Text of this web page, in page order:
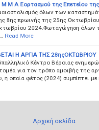
Μ Α Εορτασμού της Επετείου
όλων των
8ης πρωινής της 25ης
2024.Φωταγώγηση όλων
Read More
Η ΑΡΓΙΑ ΤΗΣ 28ηςΟΚΤΩΒΡΙΟΥ
Κέντρο Βέροιας
για τον τρόπο αμοιβής της
η οποία φέτος (2024) συμπίπτει με
Αρχική σελίδα